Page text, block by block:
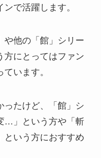
で活躍します。
や他の「館」シリー
方にとってはファン
います。
ったけど、「館」シ
…」という方や「斬
という方におすすめ